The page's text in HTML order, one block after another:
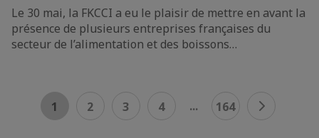
Le 30 mai, la FKCCI a eu le plaisir de mettre en avant la
présence de plusieurs entreprises françaises du
secteur de l’alimentation et des boissons…
1 2 3 4 ... 164